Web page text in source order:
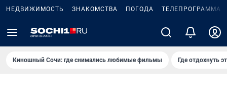
НЕДВИЖИМОСТЬ ЗНАКОМСТВА ПОГОДА ТЕЛЕПРОГРАММА
Киношный Сочи: где снимались любимые фильмы Где отдохнуть